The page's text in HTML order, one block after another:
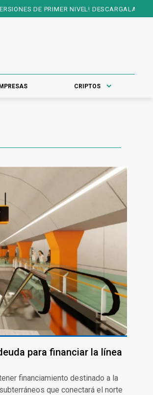
DE PRIMER NIVEL! DESCARGALA EN: PLAY
CRIPTOS
para financiar la línea
financiamiento destinado a la
que conectará el norte